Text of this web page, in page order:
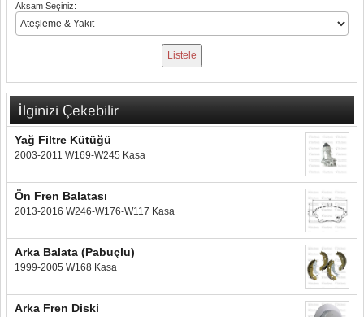
Aksam Seçiniz:
İlginizi Çekebilir
Yağ Filtre Kütüğü
2003-2011 W169-W245 Kasa
Ön Fren Balatası
2013-2016 W246-W176-W117 Kasa
Arka Balata (Pabuçlu)
1999-2005 W168 Kasa
Arka Fren Diski